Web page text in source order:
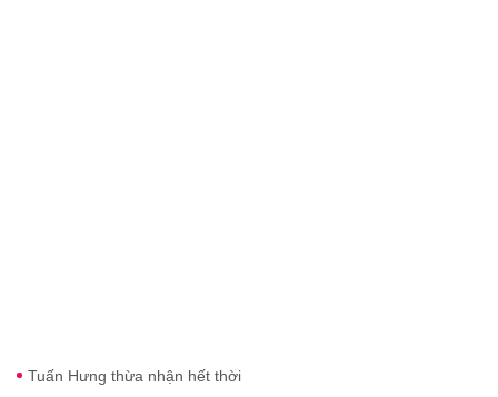
Tuấn Hưng thừa nhận hết thời